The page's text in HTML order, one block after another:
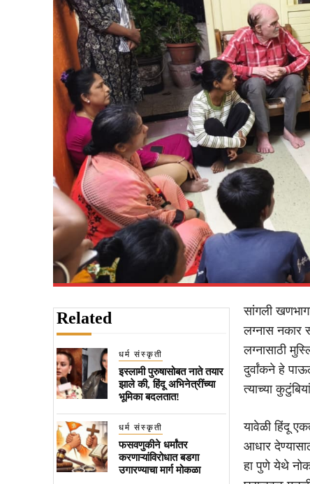
Related
धर्म संस्कृती
इस्लामी पुरुषासोबत नाते तयार
झाले की, हिंदू अभिनेत्रींच्या
भूमिका बदलतात!
धर्म संस्कृती
फसवणुकीने धर्मांतर
करणाऱ्यांविरोधात बडगा
उगारण्याचा मार्ग मोकळा
सांगली
लग्नास नकार
लग्नासाठी
दुर्वांकने हे
त्याच्या
यावेळी हिंदू
आधार
हा पुणे येथे